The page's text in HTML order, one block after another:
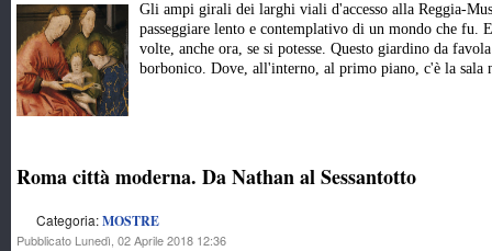
Gli ampi girali dei larghi viali d'accesso alla Reggia-
passeggiare lento e contemplativo di un mondo che
volte, anche ora, se si potesse. Questo giardino da
borbonico. Dove, all'interno, al primo piano, c'è la
Roma città moderna. Da Nathan al Sessantotto
Categoria:MOSTRE
Pubblicato Lunedì, 02 Aprile 2018 12:36